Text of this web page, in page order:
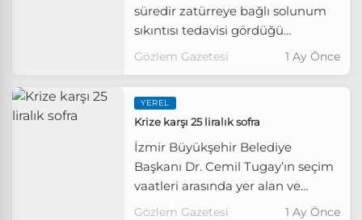
süredir zatürreye bağlı solunum
sıkıntısı tedavisi gördüğü
hastanede hayatını kaybetti.
Gözlem Gazetesi 1 Ay Önce
YEREL
Krize karşı 25 liralık sofra
İzmir Büyükşehir Belediye
Başkanı Dr. Cemil Tugay’ın seçim
vaatleri arasında yer alan ve
göreve gelir gelmez açılmasına
Gözlem Gazetesi 1 Ay Önce